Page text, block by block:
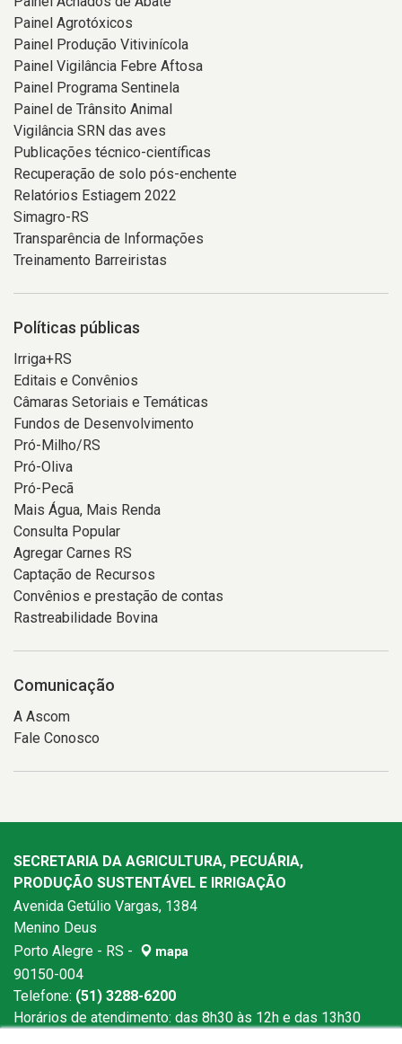
Painel Agrotóxicos
Painel Produção Vitivinícola
Painel Vigilância Febre Aftosa
Painel Programa Sentinela
Painel de Trânsito Animal
Vigilância SRN das aves
Publicações técnico-científicas
Recuperação de solo pós-enchente
Relatórios Estiagem 2022
Simagro-RS
Transparência de Informações
Treinamento Barreiristas
Políticas públicas
Irriga+RS
Editais e Convênios
Câmaras Setoriais e Temáticas
Fundos de Desenvolvimento
Pró-Milho/RS
Pró-Oliva
Pró-Pecã
Mais Água, Mais Renda
Consulta Popular
Agregar Carnes RS
Captação de Recursos
Convênios e prestação de contas
Rastreabilidade Bovina
Comunicação
A Ascom
Fale Conosco
SECRETARIA DA AGRICULTURA, PECUÁRIA,
PRODUÇÃO SUSTENTÁVEL E IRRIGAÇÃO
Avenida Getúlio Vargas, 1384
Menino Deus
Porto Alegre - RS -
mapa
90150-004
Telefone: (51) 3288-6200
Horários de atendimento: das 8h30 às 12h e das 13h30